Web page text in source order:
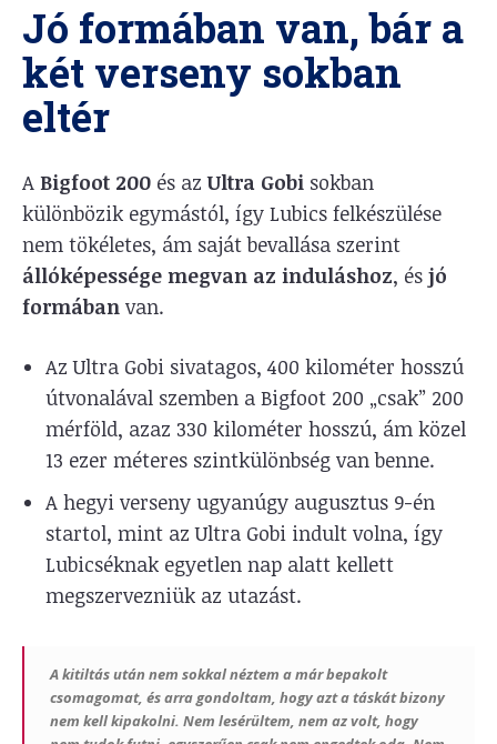
Jó formában van, bár a
két verseny sokban
eltér
A Bigfoot 200 és azUltra Gobi sokban
különbözik egymástól, így Lubics felkészülése
nem tökéletes, ám saját bevallása szerint
állóképessége megvan az induláshoz, és jó
formában van.
Az Ultra Gobi sivatagos, 400 kilométer hosszú
útvonalával szemben a Bigfoot 200 „csak” 200
mérföld, azaz 330 kilométer hosszú, ám közel
13 ezer méteres szintkülönbség van benne.
A hegyi verseny ugyanúgy augusztus 9-én
startol, mint az Ultra Gobi indult volna, így
Lubicséknak egyetlen nap alatt kellett
megszervezniük az utazást.
A kitiltás után nem sokkal néztem a már bepakolt
csomagomat, és arra gondoltam, hogy azt a táskát bizony
nem kell kipakolni. Nem lesérültem, nem az volt, hogy